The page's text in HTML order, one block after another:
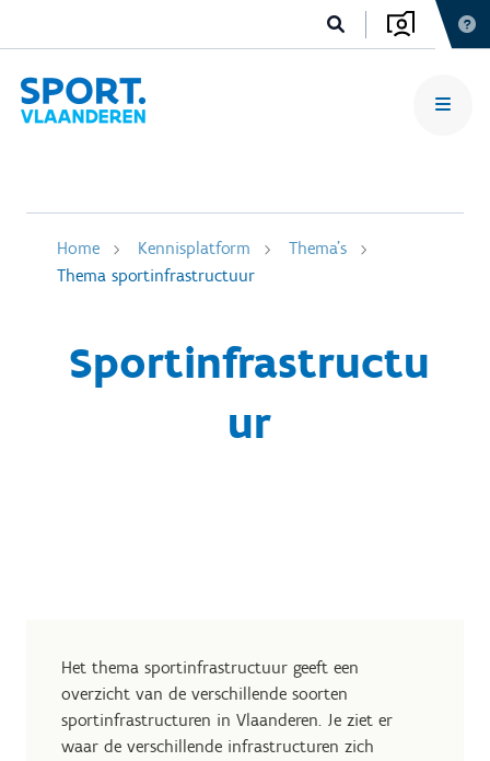
Home Kennisplatform
Thema's
Thema sportinfrastructuur
Sportinfrastructu
ur
Het thema sportinfrastructuur geeft een
overzicht van de verschillende soorten
sportinfrastructuren in Vlaanderen. Je ziet er
waar de verschillende infrastructuren zich